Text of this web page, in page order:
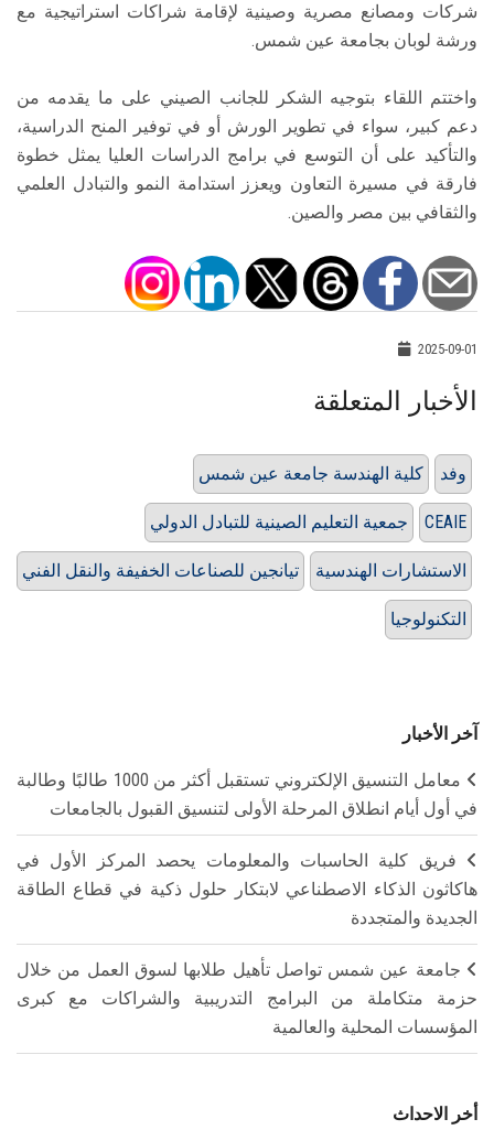
شركات ومصانع مصرية وصينية لإقامة شراكات استراتيجية مع
ورشة لوبان بجامعة عين شمس.
واختتم اللقاء بتوجيه الشكر للجانب الصيني على ما يقدمه من
دعم كبير، سواء في تطوير الورش أو في توفير المنح الدراسية،
والتأكيد على أن التوسع في برامج الدراسات العليا يمثل خطوة
فارقة في مسيرة التعاون ويعزز استدامة النمو والتبادل العلمي
والثقافي بين مصر والصين.
2025-09-01
الأخبار المتعلقة
كلية الهندسة جامعة عين شمس وفد
جمعية التعليم الصينية للتبادل الدولي CEAIE
تيانجين للصناعات الخفيفة والنقل الفني الاستشارات الهندسية
التكنولوجيا
آخر الأخبار
معامل التنسيق الإلكتروني تستقبل أكثر من 1000 طالبًا وطالبة
في أول أيام انطلاق المرحلة الأولى لتنسيق القبول بالجامعات
فريق كلية الحاسبات والمعلومات يحصد المركز الأول في
هاكاثون الذكاء الاصطناعي لابتكار حلول ذكية في قطاع الطاقة
الجديدة والمتجددة
جامعة عين شمس تواصل تأهيل طلابها لسوق العمل من خلال
حزمة متكاملة من البرامج التدريبية والشراكات مع كبرى
المؤسسات المحلية والعالمية
أخر الاحداث